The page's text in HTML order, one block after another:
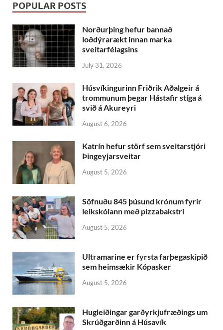
POPULAR POSTS
Norðurþing hefur bannað
loðdýrarækt innan marka
sveitarfélagsins
July 31, 2026
Húsvíkingurinn Friðrik Aðalgeir á
trommunum þegar Hástafir stíga á
svið á Akureyri
August 6, 2026
Katrín hefur störf sem sveitarstjóri
Þingeyjarsveitar
August 5, 2026
Söfnuðu 845 þúsund krónum fyrir
leikskólann með pizzabakstri
August 5, 2026
Ultramarine er fyrsta farþegaskipið
sem heimsækir Kópasker
August 5, 2026
Hugleiðingar garðyrkjufræðings um
Skrúðgarðinn á Húsavík